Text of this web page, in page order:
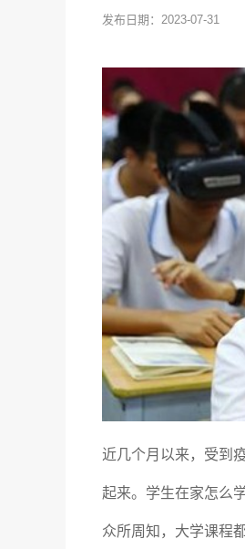
发布日期： 2023-07-31
近几个月以来，受到
起来。学生在家怎么
众所周知，大学课程